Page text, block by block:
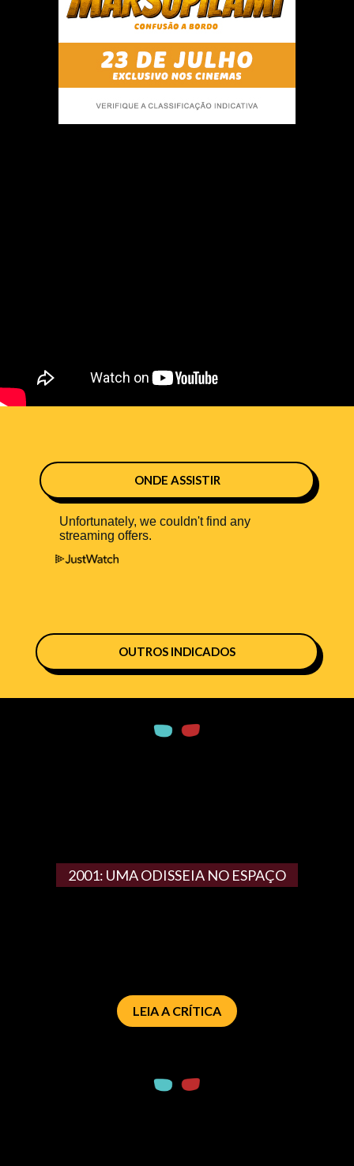
ONDE ASSISTIR
OUTROS INDICADOS
2001: UMA ODISSEIA NO ESPAÇO
LEIA A CRÍTICA